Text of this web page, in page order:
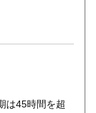
45時間を超